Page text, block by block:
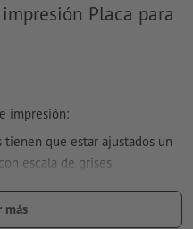
Placa para
impresión:
que estar ajustados un
escala de grises
degradaciones,
más